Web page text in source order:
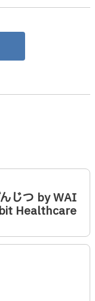
じつ by WAI
Healthcare